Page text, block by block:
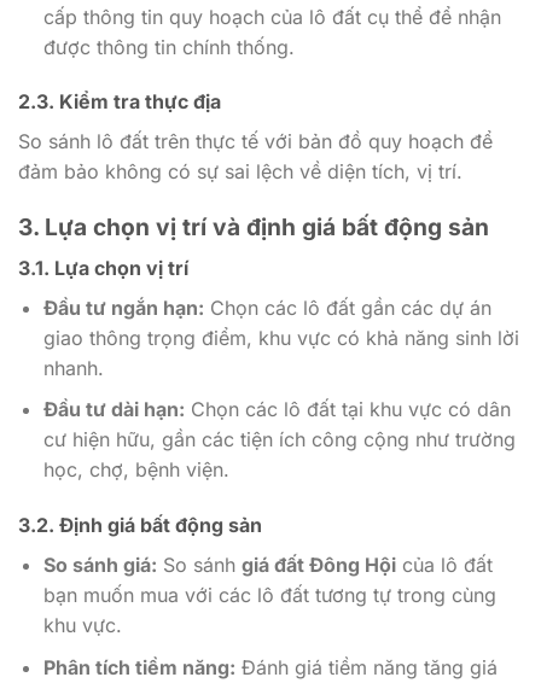
cấp thông tin quy hoạch của lô đất cụ thể để nhận
được thông tin chính thống.
2.3. Kiểm tra thực địa
So sánh lô đất trên thực tế với bản đồ quy hoạch để
đảm bảo không có sự sai lệch về diện tích, vị trí.
3. Lựa chọn vị trí và định giá bất động sản
3.1. Lựa chọn vị trí
Đầu tư ngắn hạn: Chọn các lô đất gần các dự án
giao thông trọng điểm, khu vực có khả năng sinh lời
nhanh.
Đầu tư dài hạn: Chọn các lô đất tại khu vực có dân
cư hiện hữu, gần các tiện ích công cộng như trường
học, chợ, bệnh viện.
3.2. Định giá bất động sản
So sánh giá: So sánh giá đất Đông Hộicủa lô đất
bạn muốn mua với các lô đất tương tự trong cùng
khu vực.
Phân tích tiềm năng: Đánh giá tiềm năng tăng giá